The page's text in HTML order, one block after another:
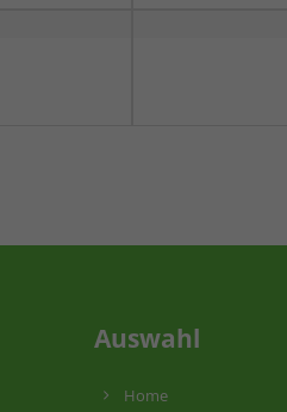
Auswahl
Home